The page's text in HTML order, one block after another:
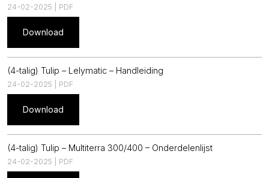
24-02-2025 | PDF
Download
(4-talig) Tulip – Lelymatic – Handleiding
24-02-2025 | PDF
Download
(4-talig) Tulip – Multiterra 300/400 – Onderdelenlijst
24-02-2025 | PDF